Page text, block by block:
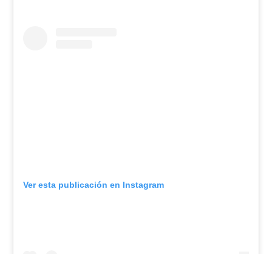
Ver esta publicación en Instagram